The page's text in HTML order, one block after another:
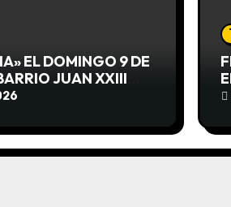
EL DOMINGO 9 DE
JUAN XXIII